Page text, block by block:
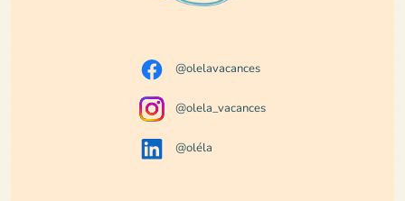
@olelavacances
@olela_vacances
@oléla